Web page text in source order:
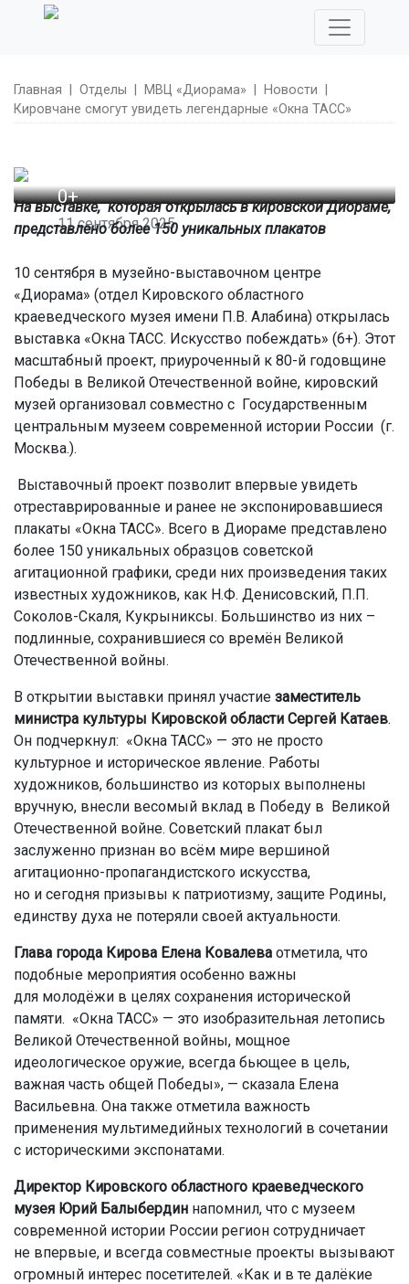
Главная Отделы МВЦ «Диорама» Новости
Кировчане смогут увидеть легендарные «Окна ТАСС»
0+
11 сентября 2025
Кировчане смогут
увидеть легендарные
«Окна ТАСС»
На выставке, которая открылась в кировской Диораме,
представлено более 150 уникальных плакатов
10 сентября в музейно-выставочном центре
«Диорама» (отдел Кировского областного
краеведческого музея имени П.В. Алабина) открылась
выставка «Окна ТАСС. Искусство побеждать» (6+). Этот
масштабный проект, приуроченный к 80-й годовщине
Победы в Великой Отечественной войне, кировский
музей организовал совместно с Государственным
центральным музеем современной истории России (г.
Москва.).
Выставочный проект позволит впервые увидеть
отреставрированные и ранее не экспонировавшиеся
плакаты «Окна ТАСС». Всего в Диораме представлено
более 150 уникальных образцов советской
агитационной графики, среди них произведения таких
известных художников, как Н.Ф. Денисовский, П.П.
Соколов-Скаля, Кукрыниксы. Большинство из них –
подлинные, сохранившиеся со времён Великой
Отечественной войны.
В открытии выставки принял участие заместитель
министра культуры Кировской области Сергей Катаев.
Он подчеркнул: «Окна ТАСС» — это не просто
культурное и историческое явление. Работы
художников, большинство из которых выполнены
вручную, внесли весомый вклад в Победу в Великой
Отечественной войне. Советский плакат был
заслуженно признан во всём мире вершиной
агитационно-пропагандистского искусства,
но и сегодня призывы к патриотизму, защите Родины,
единству духа не потеряли своей актуальности.
Глава города Кирова Елена Ковалева отметила, что
подобные мероприятия особенно важны
для молодёжи в целях сохранения исторической
памяти. «Окна ТАСС» — это изобразительная летопись
Великой Отечественной войны, мощное
идеологическое оружие, всегда бьющее в цель,
важная часть общей Победы», — сказала Елена
Васильевна. Она также отметила важность
применения мультимедийных технологий в сочетании
с историческими экспонатами.
Директор Кировского областного краеведческого
музея Юрий Балыбердин напомнил, что с музеем
современной истории России регион сотрудничает
не впервые, и всегда совместные проекты вызывают
огромный интерес посетителей. «Как и в те далёкие